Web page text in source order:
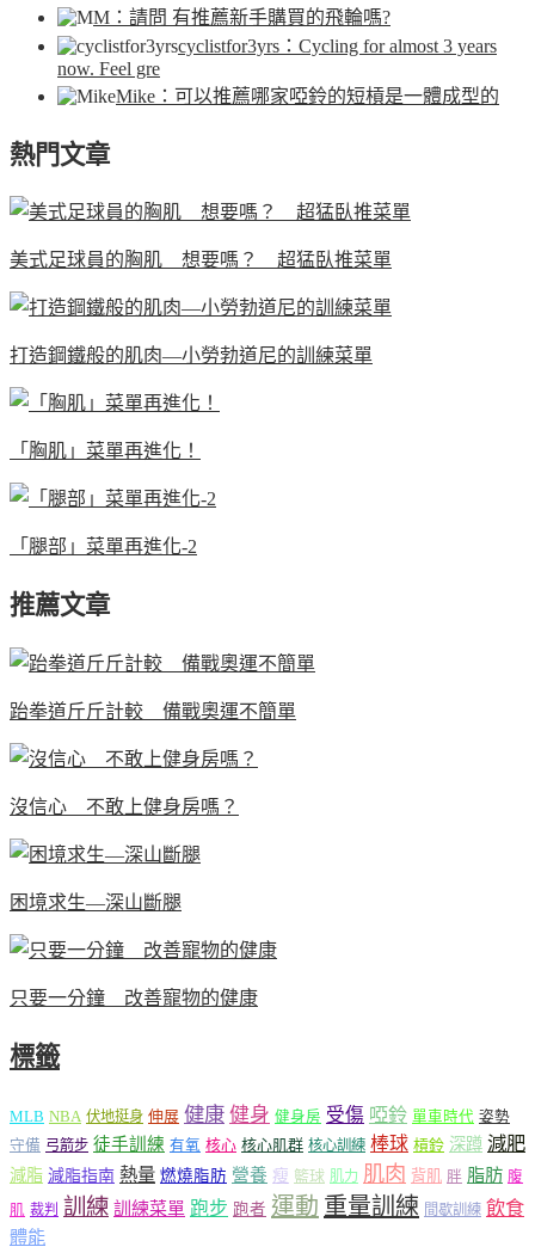
M ：請問 有推薦新手購買的飛輪嗎?
cyclistfor3yrs ：Cycling for almost 3 years
now. Feel gre
Mike ：可以推薦哪家啞鈴的短槓是一體成型的
熱門文章
美式足球員的胸肌 想要嗎？ 超猛臥推菜單
打造鋼鐵般的肌肉—小勞勃道尼的訓練菜單
「胸肌」菜單再進化！
「腿部」菜單再進化-2
推薦文章
跆拳道斤斤計較 備戰奧運不簡單
沒信心 不敢上健身房嗎？
困境求生—深山斷腿
只要一分鐘 改善寵物的健康
標籤
MLB NBA 伏地挺身 伸展 健康 健身 健身房 受傷 啞鈴 單車時代 姿勢
守備 弓箭步 徒手訓練 有氧 核心 核心肌群 核心訓練 棒球 槓鈴 深蹲 減肥
減脂 減脂指南 熱量 燃燒脂肪 營養 瘦 籃球 肌力 肌肉 背肌 胖 脂肪 腹
肌 裁判 訓練 訓練菜單 跑步 跑者 運動 重量訓練 間歇訓練 飲食
體能